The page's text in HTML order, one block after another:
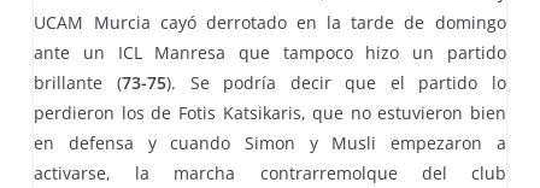
UCAM Murcia cayó derrotado en la tarde de domingo
ante un ICL Manresa que tampoco hizo un partido
brillante (73-75). Se podría decir que el partido lo
perdieron los de Fotis Katsikaris, que no estuvieron bien
en defensa y cuando Simon y Musli empezaron a
activarse, la marcha contrarremolque del club